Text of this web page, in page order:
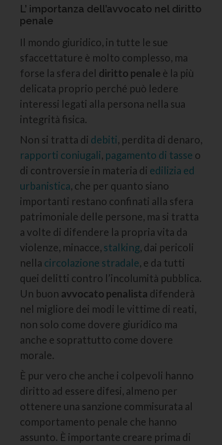
L’ importanza dell’avvocato nel diritto
penale
Il mondo giuridico, in tutte le sue
sfaccettature è molto complesso, ma
forse la sfera del diritto penale è la più
delicata proprio perché può ledere
interessi legati alla persona nella sua
integrità fisica.
Non si tratta di debiti, perdita di denaro,
rapporti coniugali, pagamento di tasse o
di controversie in materia di edilizia ed
urbanistica, che per quanto siano
importanti restano confinati alla sfera
patrimoniale delle persone, ma si tratta
a volte di difendere la propria vita da
violenze, minacce, stalking, dai pericoli
nella circolazione stradale, e da tutti
quei delitti contro l’incolumità pubblica.
Un buon avvocato penalista difenderà
nel migliore dei modi le vittime di reati,
non solo come dovere giuridico ma
anche e soprattutto come dovere
morale.
È pur vero che anche i colpevoli hanno
diritto ad essere difesi, almeno per
ottenere una sanzione commisurata al
comportamento penale che hanno
assunto. È importante creare prima di